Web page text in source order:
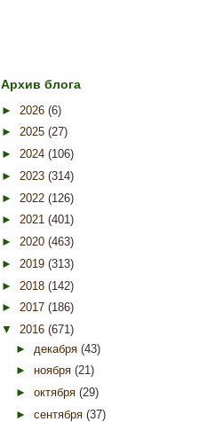
Архив блога
► 2026 (6)
► 2025 (27)
► 2024 (106)
► 2023 (314)
► 2022 (126)
► 2021 (401)
► 2020 (463)
► 2019 (313)
► 2018 (142)
► 2017 (186)
▼ 2016 (671)
► декабря (43)
► ноября (21)
► октября (29)
► сентября (37)